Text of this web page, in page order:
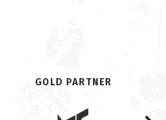
GOLD PARTNER